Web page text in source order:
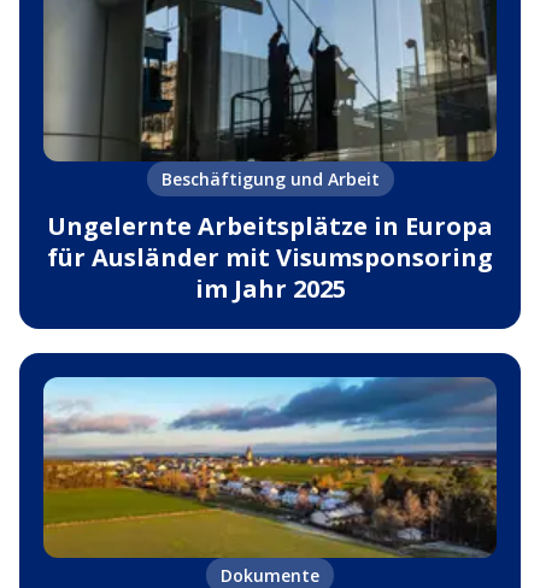
Beschäftigung und Arbeit
Ungelernte Arbeitsplätze in Europa
für Ausländer mit Visumsponsoring
im Jahr 2025
Dokumente